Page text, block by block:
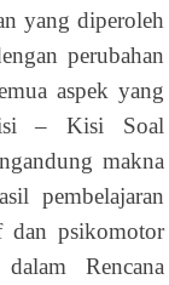
yang diperoleh
perubahan
aspek yang
– Kisi Soal
makna
pembelajaran
dan psikomotor
Rencana